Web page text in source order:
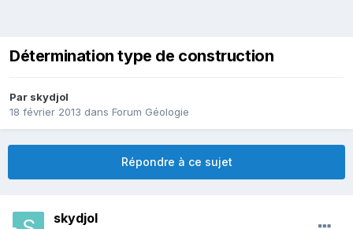
Détermination type de construction
Par skydjol
18 février 2013 dans Forum Géologie
Répondre à ce sujet
skydjol